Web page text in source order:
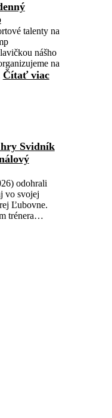
talenty na
nášho
na
Čítať viac
Svidník
odohrali
vo svojej
Ľubovne.
trénera…